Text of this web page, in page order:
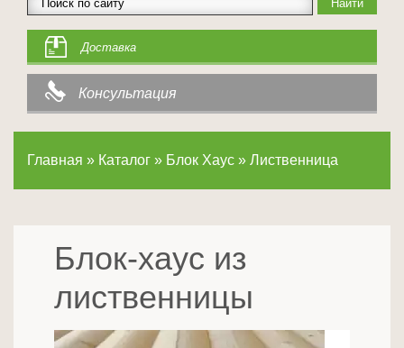
Доставка
Консультация
Главная » Каталог » Блок Хаус » Лиственница
Блок-хаус из
лиственницы